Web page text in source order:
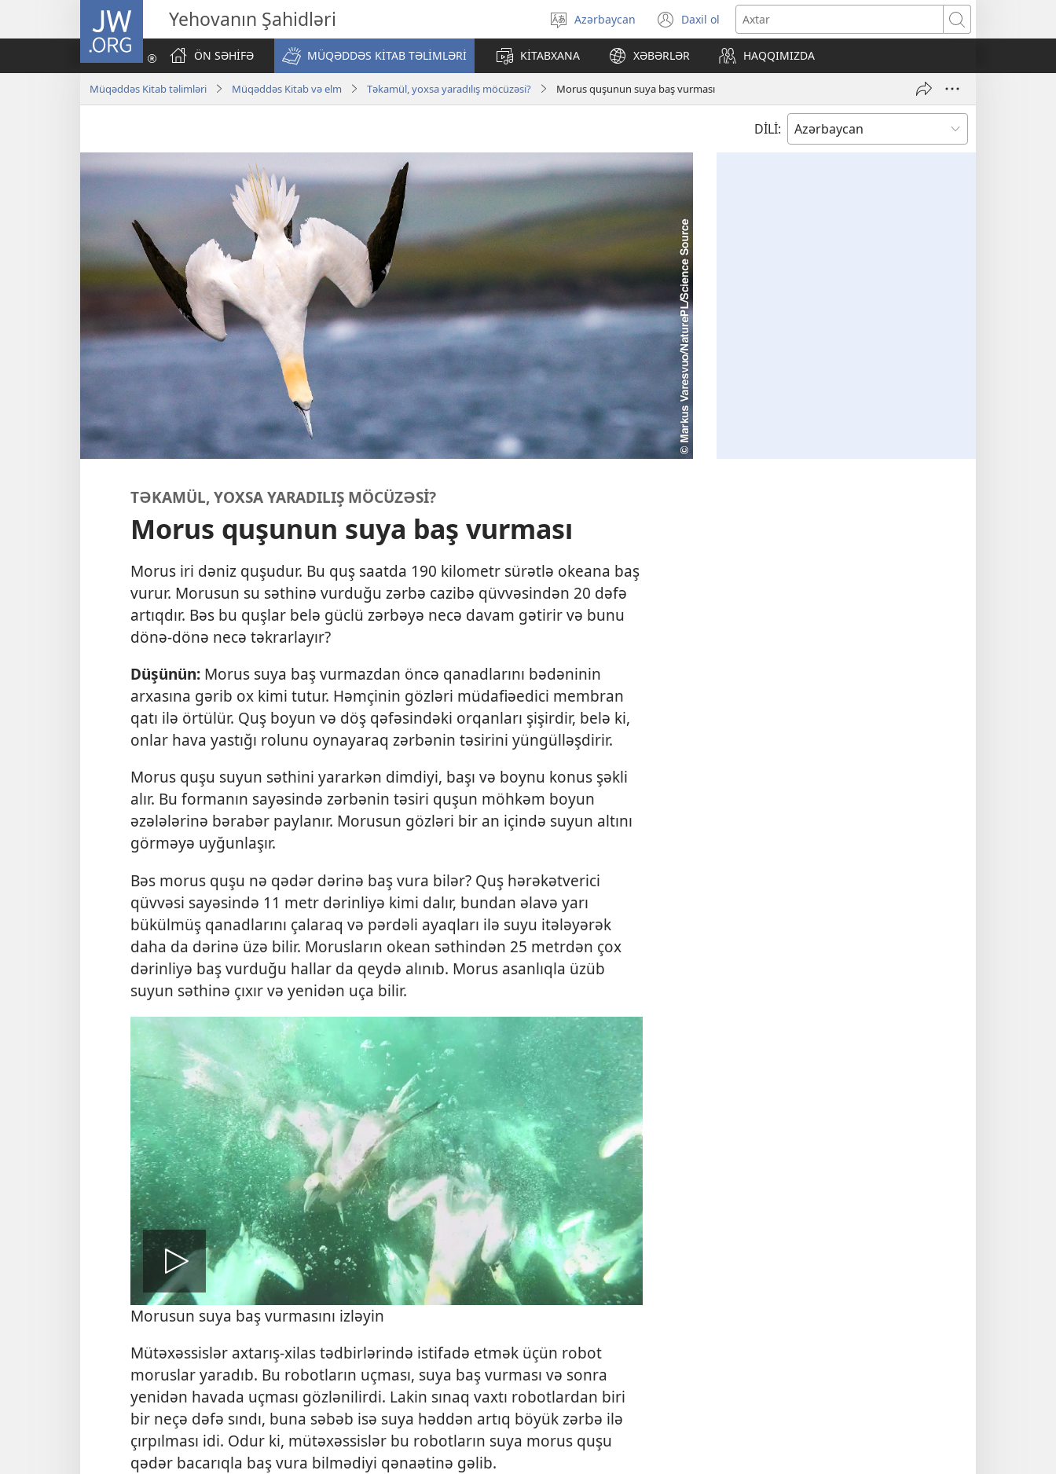
JW.ORG Yehovanın Şahidləri
Dili
seçin
Azərbaycan Daxil ol
(yeni
pəncərə
açılır)
Axtar
ÖN SƏHİFƏ
MÜQƏDDƏS KİTAB TƏLİMLƏRİ KİTABXANA XƏBƏRLƏR HAQQIMIZDA
Müqəddəs Kitab təlimləri Müqəddəs Kitab və elm Təkamül, yoxsa yaradılış möcüzəsi? Morus quşunun suya baş vurması
DİLİ:
TƏKAMÜL, YOXSA YARADILIŞ MÖCÜZƏSİ?
Morus quşunun suya baş vurması
Morus iri dəniz quşudur. Bu quş saatda 190 kilometr sürətlə okeana baş
vurur. Morusun su səthinə vurduğu zərbə cazibə qüvvəsindən 20 dəfə
artıqdır. Bəs bu quşlar belə güclü zərbəyə necə davam gətirir və bunu
dönə-dönə necə təkrarlayır?
Düşünün: Morus suya baş vurmazdan öncə qanadlarını bədəninin
arxasına gərib ox kimi tutur. Həmçinin gözləri müdafiəedici membran
qatı ilə örtülür. Quş boyun və döş qəfəsindəki orqanları şişirdir, belə ki,
onlar hava yastığı rolunu oynayaraq zərbənin təsirini yüngülləşdirir.
Morus quşu suyun səthini yararkən dimdiyi, başı və boynu konus şəkli
alır. Bu formanın sayəsində zərbənin təsiri quşun möhkəm boyun
əzələlərinə bərabər paylanır. Morusun gözləri bir an içində suyun altını
görməyə uyğunlaşır.
Bəs morus quşu nə qədər dərinə baş vura bilər? Quş hərəkətverici
qüvvəsi sayəsində 11 metr dərinliyə kimi dalır, bundan əlavə yarı
bükülmüş qanadlarını çalaraq və pərdəli ayaqları ilə suyu itələyərək
daha da dərinə üzə bilir. Morusların okean səthindən 25 metrdən çox
dərinliyə baş vurduğu hallar da qeydə alınıb. Morus asanlıqla üzüb
suyun səthinə çıxır və yenidən uça bilir.
Nümayiş
Morusun suya baş vurmasını izləyin
Mütəxəssislər axtarış-xilas tədbirlərində istifadə etmək üçün robot
moruslar yaradıb. Bu robotların uçması, suya baş vurması və sonra
yenidən havada uçması gözlənilirdi. Lakin sınaq vaxtı robotlardan biri
bir neçə dəfə sındı, buna səbəb isə suya həddən artıq böyük zərbə ilə
çırpılması idi. Odur ki, mütəxəssislər bu robotların suya morus quşu
qədər bacarıqla baş vura bilmədiyi qənaətinə gəlib.